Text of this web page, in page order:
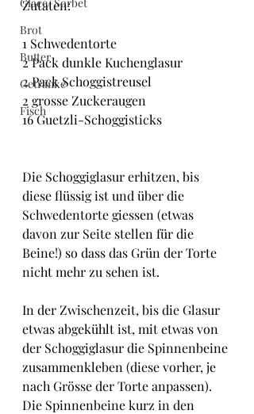
Brot
Butter
Getränke
Fisch
Zutaten:
1 Schwedentorte
2 Pack dunkle Kuchenglasur
2 Pack Schoggistreusel
2 grosse Zuckeraugen
16 Guetzli-Schoggisticks
Die Schoggiglasur erhitzen, bis
diese flüssig ist und über die
Schwedentorte giessen (etwas
davon zur Seite stellen für die
Beine!) so dass das Grün der Torte
nicht mehr zu sehen ist.
In der Zwischenzeit, bis die Glasur
etwas abgekühlt ist, mit etwas von
der Schoggiglasur die Spinnenbeine
zusammenkleben (diese vorher, je
nach Grösse der Torte anpassen).
Die Spinnenbeine kurz in den